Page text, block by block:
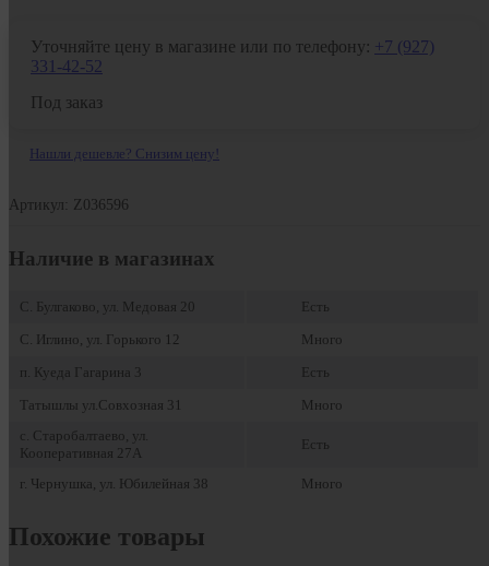
Уточняйте цену в магазине или по телефону: +7 (927)
331-42-52
Под заказ
Нашли дешевле? Снизим цену!
Артикул: Z036596
Наличие в магазинах
С. Булгаково, ул. Медовая 20
Есть
С. Иглино, ул. Горького 12
Много
п. Куеда Гагарина 3
Есть
Татышлы ул.Совхозная 31
Много
с. Старобалтаево, ул.
Кооперативная 27А
Есть
г. Чернушка, ул. Юбилейная 38 Много
Похожие товары